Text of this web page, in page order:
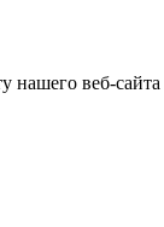
веб-сайта